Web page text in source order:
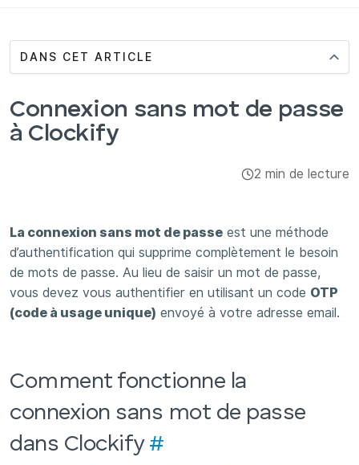
Intégrations et modules complémentaires
Projets
Administration
Applis
DANS CET ARTICLE
Connexion sans mot de passe
à Clockify
2 min de lecture
La connexion sans mot de passe est une méthode
d’authentification qui supprime complètement le besoin
de mots de passe. Au lieu de saisir un mot de passe,
vous devez vous authentifier en utilisant un code OTP
(code à usage unique) envoyé à votre adresse email.
Comment fonctionne la
connexion sans mot de passe
dans Clockify #